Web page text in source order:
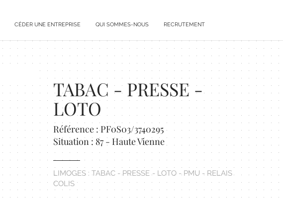
CÉDER UNE ENTREPRISE QUI SOMMES-NOUS RECRUTEMENT
TABAC - PRESSE -
LOTO
Référence : PF0S03/3740295
Situation : 87 - Haute Vienne
LIMOGES : TABAC - PRESSE - LOTO - PMU - RELAIS
COLIS